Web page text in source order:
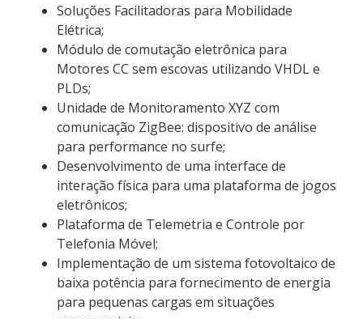
Soluções Facilitadoras para Mobilidade
Elétrica;
Módulo de comutação eletrônica para
Motores CC sem escovas utilizando VHDL e
PLDs;
Unidade de Monitoramento XYZ com
comunicação ZigBee: dispositivo de análise
para performance no surfe;
Desenvolvimento de uma interface de
interação física para uma plataforma de jogos
eletrônicos;
Plataforma de Telemetria e Controle por
Telefonia Móvel;
Implementação de um sistema fotovoltaico de
baixa potência para fornecimento de energia
para pequenas cargas em situações